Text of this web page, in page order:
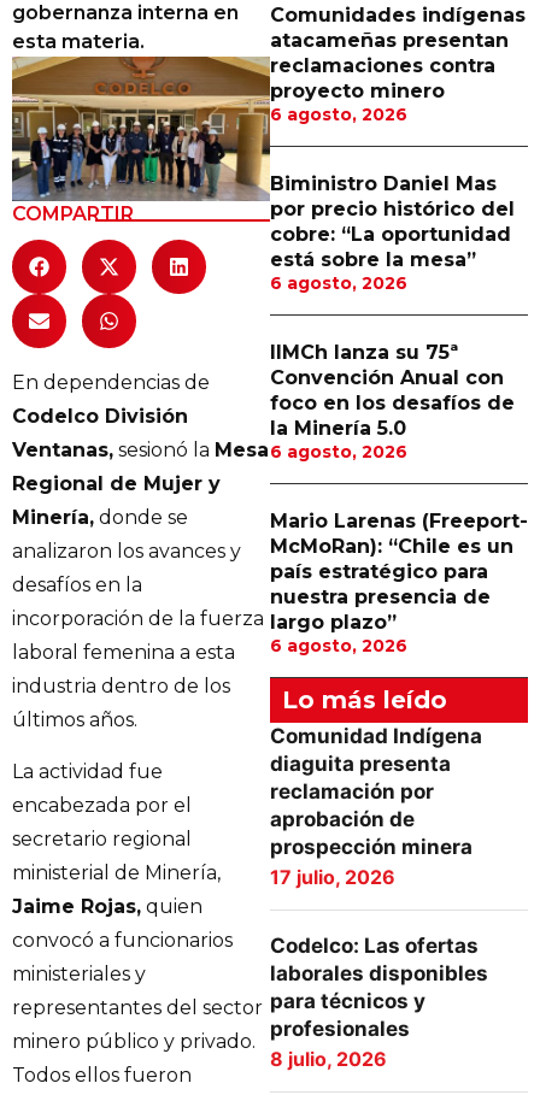
Designaciones
Calendario de Eventos
Revistas Digital
Siguenos
gobernanza interna en
esta materia.
COMPARTIR
En dependencias de
Codelco División
Ventanas, sesionó la Mesa
Regional de Mujer y
Minería, donde se
analizaron los avances y
desafíos en la
incorporación de la fuerza
laboral femenina a esta
industria dentro de los
últimos años.
La actividad fue
encabezada por el
secretario regional
ministerial de Minería,
Jaime Rojas, quien
convocó a funcionarios
ministeriales y
representantes del sector
minero público y privado.
Todos ellos fueron
Comunidades indígenas
atacameñas presentan
reclamaciones contra
proyecto minero
6 agosto, 2026
Biministro Daniel Mas
por precio histórico del
cobre: “La oportunidad
está sobre la mesa”
6 agosto, 2026
IIMCh lanza su 75ª
Convención Anual con
foco en los desafíos de
la Minería 5.0
6 agosto, 2026
Mario Larenas (Freeport-
McMoRan): “Chile es un
país estratégico para
nuestra presencia de
largo plazo”
6 agosto, 2026
Lo más leído
Comunidad Indígena
diaguita presenta
reclamación por
aprobación de
prospección minera
17 julio, 2026
Codelco: Las ofertas
laborales disponibles
para técnicos y
profesionales
8 julio, 2026